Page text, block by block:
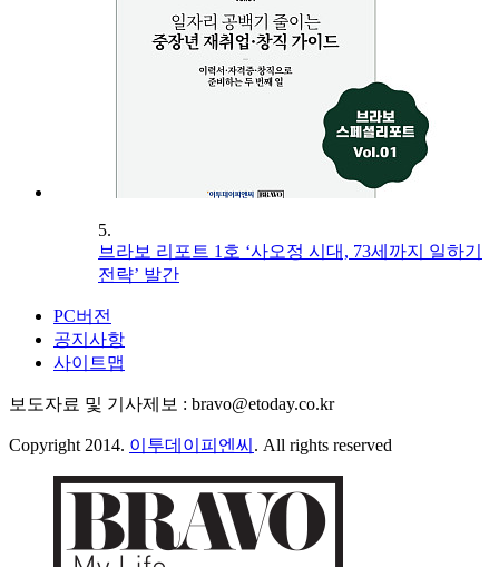
5.
브라보 리포트 1호 ‘사오정 시대, 73세까지 일하기
전략’ 발간
PC버전
공지사항
사이트맵
보도자료 및 기사제보 : bravo@etoday.co.kr
Copyright 2014. 이투데이피엔씨 . All rights reserved